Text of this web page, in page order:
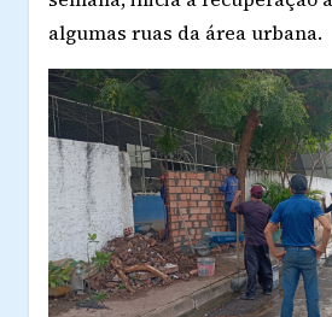
algumas ruas da área urbana.